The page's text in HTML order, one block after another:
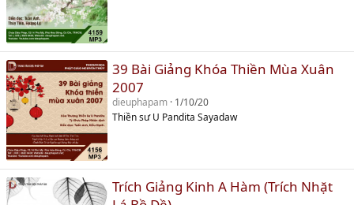
39 Bài Giảng Khóa Thiền Mùa Xuân
2007
dieuphapam 1/10/20
Thiền sư U Pandita Sayadaw
Trích Giảng Kinh A Hàm (Trích Nhặt